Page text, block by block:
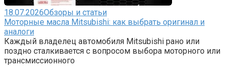
18.07.2026Обзоры и статьи
Моторные масла Mitsubishi: как выбрать оригинал и
аналоги
Каждый владелец автомобиля Mitsubishi рано или
поздно сталкивается с вопросом выбора моторного или
трансмиссионного